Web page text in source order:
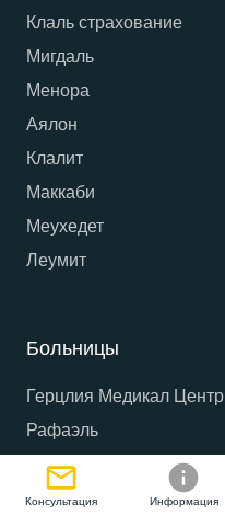
Клаль страхование
Мигдаль
Менора
Аялон
Клалит
Маккаби
Меухедет
Леумит
Больницы
Герцлия Медикал Центр
Рафаэль
Ассута
Элиша
Консультация Информация